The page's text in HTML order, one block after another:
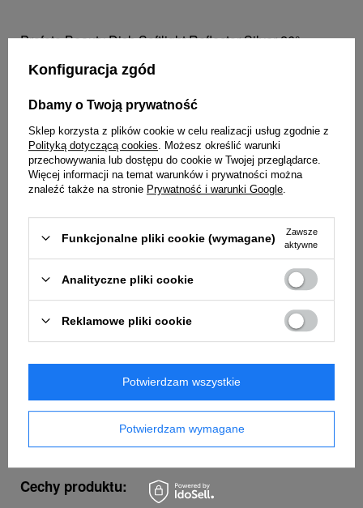
Profoto Beauty Dish Softlight Reflector Silver 26°
pozwala uzyskać przyjemne, lecz wyraziste światło,
często nazywane światłem „beauty”. Dzięki niemu
uzyskasz nieskazitelny, naturalny wygląd z lekko
podkreślonymi cieniami, idealny do portretów i fotografii
mody. Biała srebrna daje nieco bardziej wyraziste i
kontrastowe światło niż jego biały
odpowiednik. Wykonany jest z najwyższej jakości
materiałów, aby mimo intensywnej eksploatacji służył
jak najdłużej. Z powodzeniem możesz go używać ze
wszystkimi lampami Profoto.
Cechy produktu:
Konfiguracja zgód
Dbamy o Twoją prywatność
Sklep korzysta z plików cookie w celu realizacji usług zgodnie z
Polityką dotyczącą cookies . Możesz określić warunki
przechowywania lub dostępu do cookie w Twojej przeglądarce.
Więcej informacji na temat warunków i prywatności można
znaleźć także na stronie Prywatność i warunki Google
Funkcjonalne pliki cookie (wymagane)
Zawsze
aktywne
Analityczne pliki cookie
Reklamowe pliki cookie
Potwierdzam wymagane
Potwierdzam wszystkie